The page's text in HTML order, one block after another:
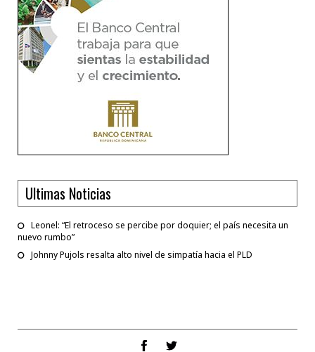
Ultimas Noticias
Leonel: “El retroceso se percibe por doquier; el país necesita un
nuevo rumbo”
Johnny Pujols resalta alto nivel de simpatía hacia el PLD